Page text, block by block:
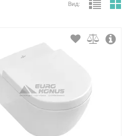
Вид: